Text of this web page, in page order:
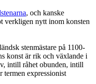
, och kanske
verkligen nytt inom konsten
stenmästare på 1100-
konst är rik och växlande i
intill råhet obunden, intill
termen expressionist